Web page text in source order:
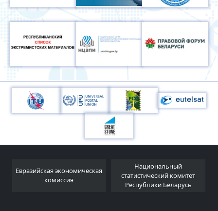
Евразийская экономическая
комиссия
Национальный
статистический комитет
Республики Беларусь